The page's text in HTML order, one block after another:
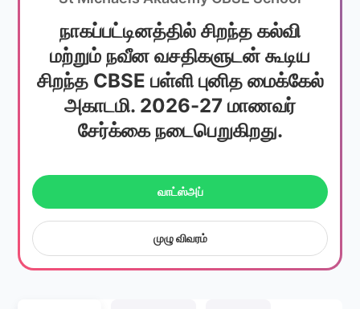
நாகப்பட்டினத்தில் சிறந்த கல்வி
மற்றும் நவீன வசதிகளுடன் கூடிய
சிறந்த CBSE பள்ளி புனித மைக்கேல்
அகாடமி. 2026-27 மாணவர்
சேர்க்கை நடைபெறுகிறது.
வாட்ஸ்அப்
முழு விவரம்